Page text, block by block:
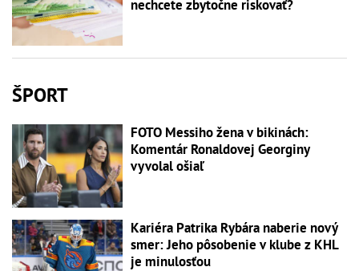
nechcete zbytočne riskovať?
ŠPORT
FOTO Messiho žena v bikinách:
Komentár Ronaldovej Georginy
vyvolal ošiaľ
Kariéra Patrika Rybára naberie nový
smer: Jeho pôsobenie v klube z KHL
je minulosťou